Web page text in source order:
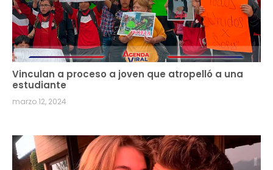
Vinculan a proceso a joven que atropelló a una
estudiante
marzo 12, 2024